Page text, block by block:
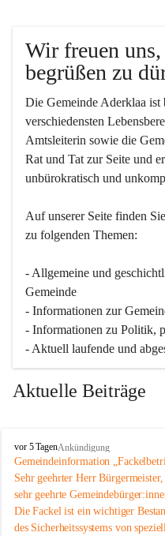
Wir freuen
begrüßen zu
Die Gemeinde Aderklaa ist
verschiedensten
Amtsleiterin sowie die
Rat und Tat zur Seite und
unbürokratisch und
Auf unserer Seite finden
zu folgenden Themen:
- Allgemeine und
Gemeinde
- Informationen zur
- Informationen zu Politik,
- Aktuell laufende und
Aktuelle Beiträge
A
d
e
r
k
l
a
vor 5 TagenAnkündigung
Gemeindeinformation
Sehr geehrter Herr Bürgermeister,
sehr geehrte
Die Fackel ist ein wichtiger
des Sicherheitssystems von